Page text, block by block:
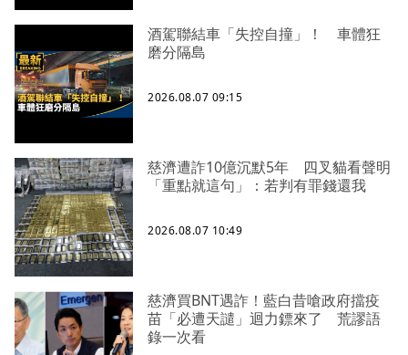
酒駕聯結車「失控自撞」！ 車體狂
磨分隔島
2026.08.07 09:15
慈濟遭詐10億沉默5年 四叉貓看聲明
「重點就這句」：若判有罪錢還我
2026.08.07 10:49
慈濟買BNT遇詐！藍白昔嗆政府擋疫
苗「必遭天譴」迴力鏢來了 荒謬語
錄一次看